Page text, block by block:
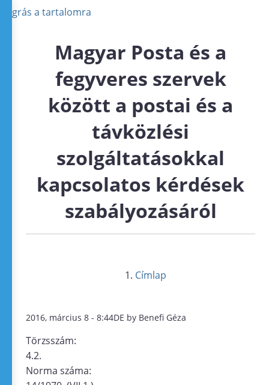
Ugrás a tartalomra
Magyar Posta és a
fegyveres szervek
között a postai és a
távközlési
szolgáltatásokkal
kapcsolatos kérdések
szabályozásáról
Címlap
2016, március 8 - 8:44DE by Benefi Géza
Törzsszám:
4.2.
Norma száma: